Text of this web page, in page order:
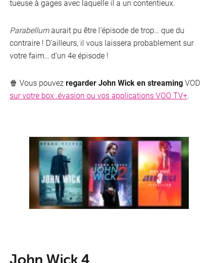
tueuse à gages avec laquelle il a un contentieux.
Parabellumaurait pu être l’épisode de trop… que du
contraire ! D’ailleurs, il vous laissera probablement sur
votre faim… d’un 4e épisode !
🍿 Vous pouvezregarder John Wick en streamingVOD
sur votre box .évasion ou vos applications VOO TV+.
John Wick 4